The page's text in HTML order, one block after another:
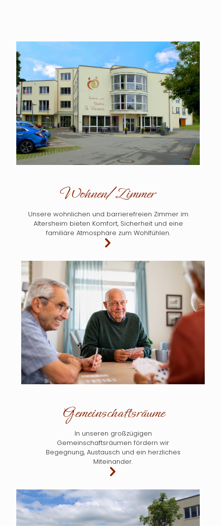
Wohnen/Zimmer
Unsere wohnlichen und barrierefreien Zimmer im
Altersheim bieten Komfort, Sicherheit und eine
familiäre Atmosphäre zum Wohlfühlen.
Gemeinschaftsräume
In unseren großzügigen
Gemeinschaftsräumen fördern wir
Begegnung, Austausch und ein herzliches
Miteinander.